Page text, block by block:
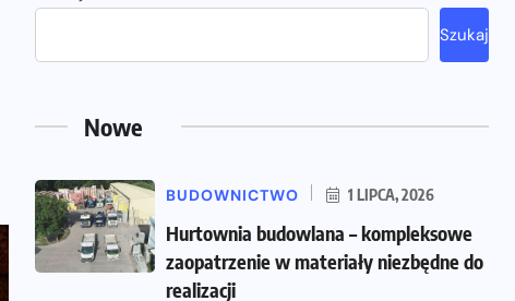
Szukaj
Nowe
BUDOWNICTWO 1 LIPCA, 2026
Hurtownia budowlana – kompleksowe
zaopatrzenie w materiały niezbędne do
realizacji